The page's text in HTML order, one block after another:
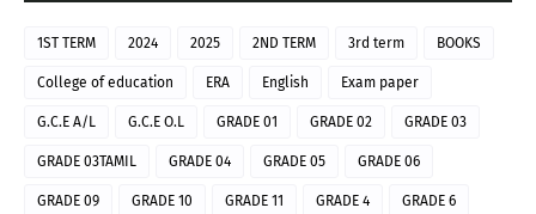
1ST TERM 2024 2025 2ND TERM 3rd term BOOKS
College of education ERA English Exam paper
G.C.E A/L G.C.E O.L GRADE 01 GRADE 02 GRADE 03
GRADE 03TAMIL GRADE 04 GRADE 05 GRADE 06
GRADE 09 GRADE 10 GRADE 11 GRADE 4 GRADE 6